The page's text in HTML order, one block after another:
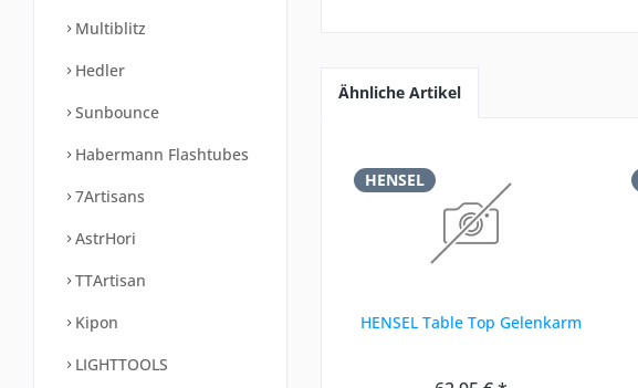
Multiblitz
Hedler
Sunbounce
Habermann Flashtubes
7Artisans
AstrHori
TTArtisan
Kipon
LIGHTTOOLS
Ähnliche Artikel
HENSEL
HENSEL Table Top Gelenkarm